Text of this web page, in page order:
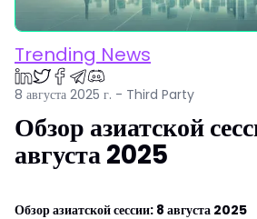
Trending News
8 августа 2025 г. - Third Party
Обзор азиатской
августа 2025
Обзор азиатской сессии: 8 августа 2025